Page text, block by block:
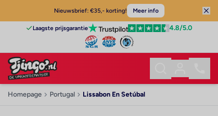
Nieuwsbrief: €35,- korting! Meer info
Laagste prijsgarantie 4.8/5.0
Homepage Portugal Lissabon En Setúbal